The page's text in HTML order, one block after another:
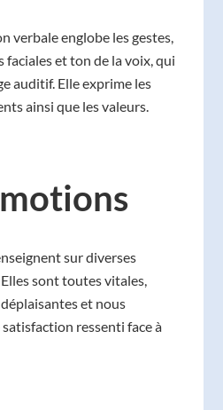
verbale englobe les gestes,
faciales et ton de la voix, qui
auditif. Elle exprime les
ainsi que les valeurs.
sur diverses
sont toutes vitales,
et nous
ressenti face à